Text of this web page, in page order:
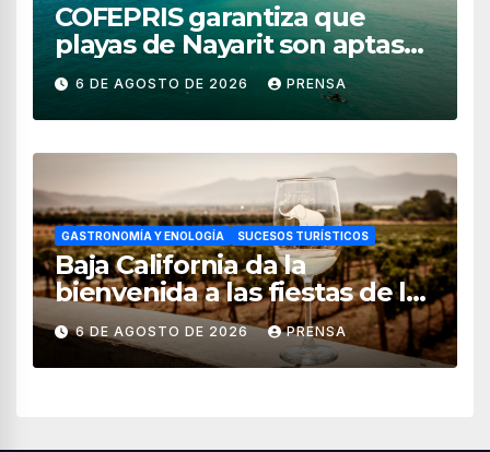
COFEPRIS garantiza que
playas de Nayarit son aptas
para uso recreativo
6 DE AGOSTO DE 2026 PRENSA
GASTRONOMÍA Y ENOLOGÍA SUCESOS TURÍSTICOS
Baja California da la
bienvenida a las fiestas de la
vendimia 2026
6 DE AGOSTO DE 2026 PRENSA